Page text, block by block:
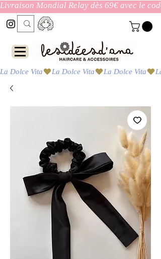
Livraison Mondial Relay dès 69€ avec le
La Dolce Vita